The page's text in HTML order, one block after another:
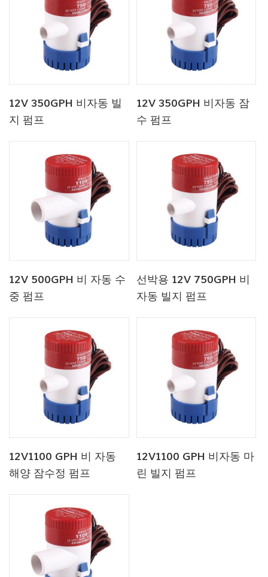
12V 350GPH 비자동 빌
지 펌프
12V 350GPH 비자동 잠
수 펌프
12V 500GPH 비 자동 수
중 펌프
선박용 12V 750GPH 비
자동 빌지 펌프
12V1100 GPH 비 자동
해양 잠수정 펌프
12V1100 GPH 비자동 마
린 빌지 펌프